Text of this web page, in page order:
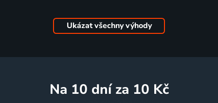
Ukázat všechny výhody
na 10 dní za 10 Kč